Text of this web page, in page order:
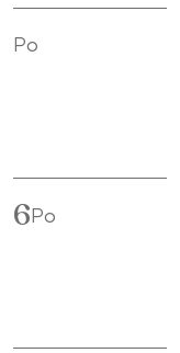
Po
6Po